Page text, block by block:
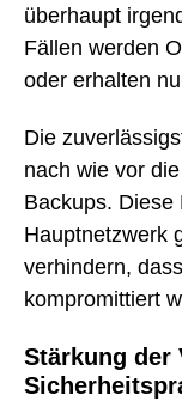
überhaupt
Fällen werden
oder erhalten
Die
nach wie vor
Backups. Diese
Hauptnetzwerk
verhindern,
kompromittiert
Stärkung der